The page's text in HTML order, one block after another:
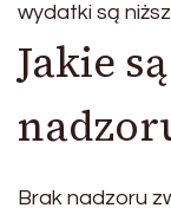
wydatki są
Jakie
Brak nadzoru